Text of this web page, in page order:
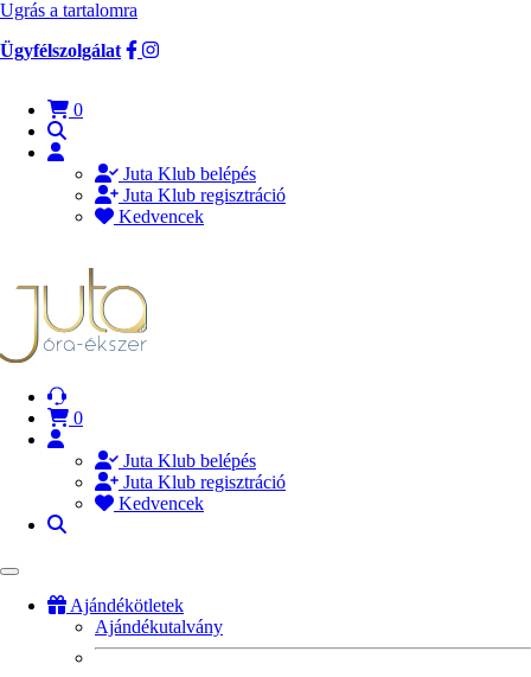
Ugrás a tartalomra
Ügyfélszolgálat
0
Juta Klub belépés
Juta Klub regisztráció
Kedvencek
0
Juta Klub belépés
Juta Klub regisztráció
Kedvencek
Ajándékötletek
Ajándékutalvány